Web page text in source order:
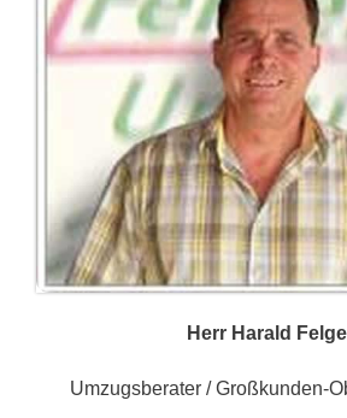
Herr Harald
Umzugsberater / Großkunden-